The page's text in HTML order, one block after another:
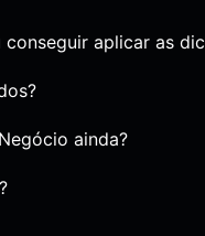
aplicar as
ainda?